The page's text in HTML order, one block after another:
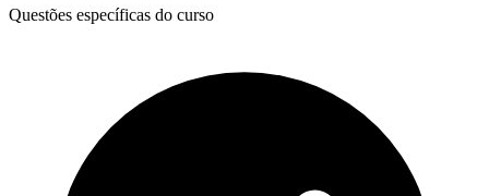
Questões específicas do curso